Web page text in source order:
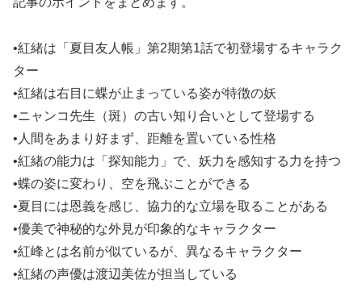
•紅緒は「夏目友人帳」第2期第1話で初登場するキャラク
ター
•紅緒は右目に蝶が止まっている姿が特徴の妖
•ニャンコ先生（斑）の古い知り合いとして登場する
•人間をあまり好まず、距離を置いている性格
•紅緒の能力は「探知能力」で、妖力を感知する力を持つ
•蝶の姿に変わり、空を飛ぶことができる
•夏目には恩義を感じ、協力的な立場を取ることがある
•優美で神秘的な外見が印象的なキャラクター
•紅峰とは名前が似ているが、異なるキャラクター
•紅緒の声優は渡辺美佐が担当している